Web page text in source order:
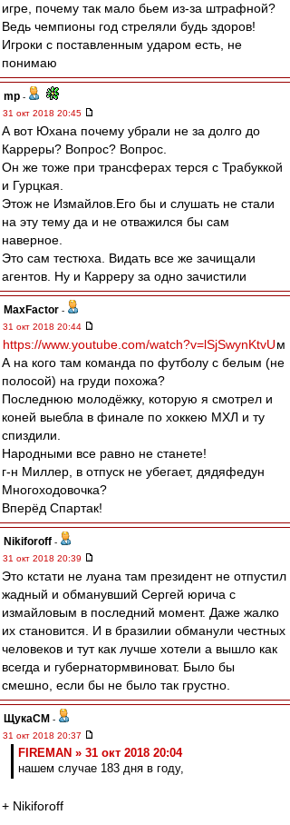
игре, почему так мало бьем из-за штрафной?
Ведь чемпионы год стреляли будь здоров!
Игроки с поставленным ударом есть, не
понимаю
mp -
31 окт 2018 20:45
А вот Юхана почему убрали не за долго до
Карреры? Вопрос? Вопрос.
Он же тоже при трансферах терся с Трабуккой
и Гурцкая.
Этож не Измайлов.Его бы и слушать не стали
на эту тему да и не отважился бы сам
наверное.
Это сам тестюха. Видать все же зачищали
агентов. Ну и Карреру за одно зачистили
MaxFactor -
31 окт 2018 20:44
https://www.youtube.com/watch?v=lSjSwynKtvUм
А на кого там команда по футболу с белым (не
полосой) на груди похожа?
Последнюю молодёжку, которую я смотрел и
коней выебла в финале по хоккею МХЛ и ту
спиздили.
Народными все равно не станете!
г-н Миллер, в отпуск не убегает, дядяфедун
Многоходовочка?
Вперёд Спартак!
Nikiforoff -
31 окт 2018 20:39
Это кстати не луана там президент не отпустил
жадный и обманувший Сергей юрича с
измайловым в последний момент. Даже жалко
их становится. И в бразилии обманули честных
человеков и тут как лучше хотели а вышло как
всегда и губернатормвиноват. Было бы
смешно, если бы не было так грустно.
ЩукаСМ -
31 окт 2018 20:37
FIREMAN » 31 окт 2018 20:04
нашем случае 183 дня в году,
+ Nikiforoff